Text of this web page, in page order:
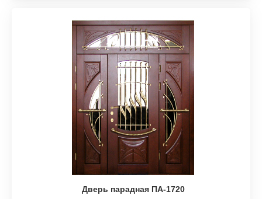
Дверь парадная ПА-1720